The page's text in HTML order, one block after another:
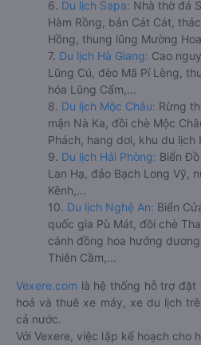
6. Du lịch Sapa: Nhà thờ đá
Hàm Rồng, bản Cát Cát,
Hồng, thung lũng Mường
7. Du lịch Hà Giang: Cao
Lũng Cú, đèo Mã Pí Lèng,
hóa Lũng Cẩm,...
8. Du lịch Mộc Châu: Rừng
mận Nà Ka, đồi chè Mộc
Phách, hang dơi, khu du lịch
9. Du lịch Hải Phòng: Biển
Lan Hạ, đảo Bạch Long Vỹ,
Kênh,...
10. Du lịch Nghệ An: Biển
quốc gia Pù Mát, đồi chè
cánh đồng hoa hướng
Thiên Cầm,...
Vexere.com là hệ thống hỗ trợ
hoả và thuê xe máy, xe du lịch
cả nước.
Với Vexere, việc lập kế hoạch cho